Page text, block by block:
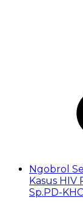
Ngobrol
Kasus
Sp.PD-